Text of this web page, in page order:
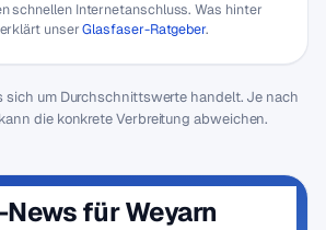
schnellen Internetanschluss. Was hinter
unserGlasfaser-Ratgeber.
sich um Durchschnittswerte handelt. Je nach
die konkrete Verbreitung abweichen.
für Weyarn